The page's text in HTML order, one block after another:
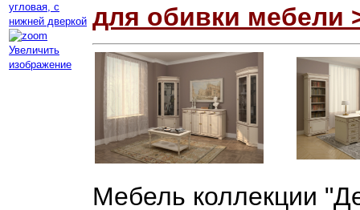
Увеличить
изображение
для обивки мебели
Мебель коллекции